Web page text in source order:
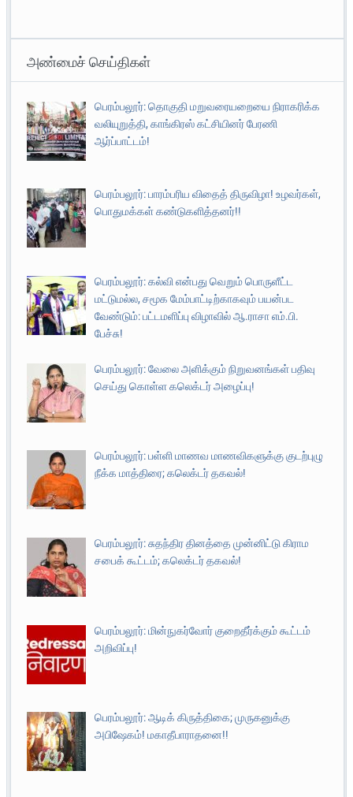
அண்மைச் செய்திகள்
பெரம்பலூர்: தொகுதி மறுவரையறையை நிராகரிக்க
வலியுறுத்தி, காங்கிரஸ் கட்சியினர் பேரணி
ஆர்ப்பாட்டம்!
பெரம்பலூர்: பாரம்பரிய விதைத் திருவிழா! உழவர்கள்,
பொதுமக்கள் கண்டுகளித்தனர்!!
பெரம்பலூர்: கல்வி என்பது வெறும் பொருளீட்ட
மட்டுமல்ல, சமூக மேம்பாட்டிற்காகவும் பயன்பட
வேண்டும்: பட்டமளிப்பு விழாவில் ஆ.ராசா எம்.பி.
பேச்சு!
பெரம்பலூர்: வேலை அளிக்கும் நிறுவனங்கள் பதிவு
செய்து கொள்ள கலெக்டர் அழைப்பு!
பெரம்பலூர்: பள்ளி மாணவ மாணவிகளுக்கு குடற்புழு
நீக்க மாத்திரை; கலெக்டர் தகவல்!
பெரம்பலூர்: சுதந்திர தினத்தை முன்னிட்டு கிராம
சபைக் கூட்டம்; கலெக்டர் தகவல்!
பெரம்பலூர்: மின்நுகர்வோர் குறைதீர்க்கும் கூட்டம்
அறிவிப்பு!
பெரம்பலூர்: ஆடிக் கிருத்திகை; முருகனுக்கு
அபிஷேகம்! மகாதீபாராதனை!!